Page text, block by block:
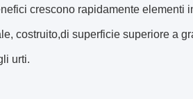
crescono rapidamente elementi
costruito,di superficie superiore a
urti.